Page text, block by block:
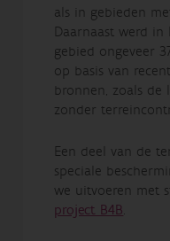
als in gebieden
Daarnaast werd
gebied ongeveer
op basis van
bronnen, zoals de
zonder
Een deel van de
speciale
we uitvoeren met
project B4B.